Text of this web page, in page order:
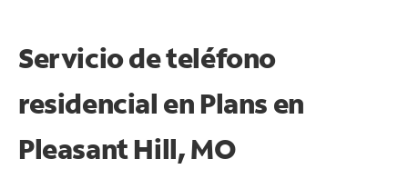
Servicio de teléfono
residencial en Plans en
Pleasant Hill, MO